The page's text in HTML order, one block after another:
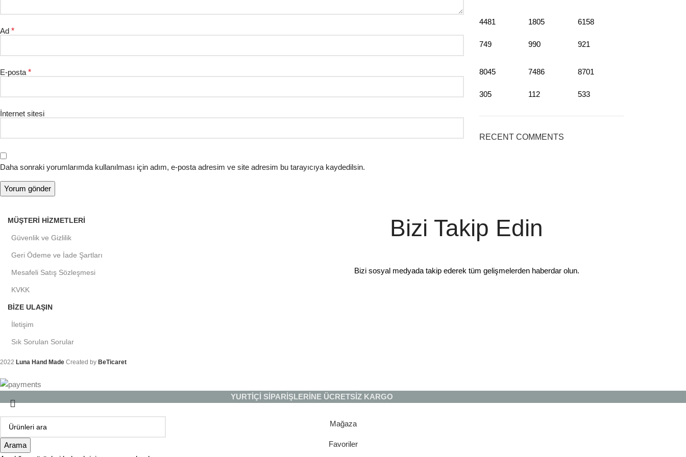
Ad *
E-posta *
İnternet sitesi
Daha sonraki yorumlarımda kullanılması için adım, e-posta adresim ve site adresim bu tarayıcıya kaydedilsin.
4481
749
1805
990
6158
921
8045
305
7486
112
8701
533
RECENT COMMENTS
MÜŞTERI HIZMETLERI
Güvenlik ve Gizlilik
Geri Ödeme ve İade Şartları
Mesafeli Satış Sözleşmesi
KVKK
BIZE ULAŞIN
İletişim
Sık Sorulan Sorular
Bizi Takip Edin
Bizi sosyal medyada takip ederek tüm gelişmelerden haberdar olun.
2022 Luna Hand Made Created by BeTicaret
Arama
YURTİÇİ SİPARİŞLERİNE ÜCRETSİZ KARGO
Mağaza
Favoriler